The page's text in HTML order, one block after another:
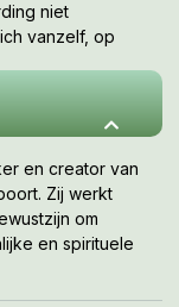
niet
vanzelf, op
en creator van
Zij werkt
om
en spirituele